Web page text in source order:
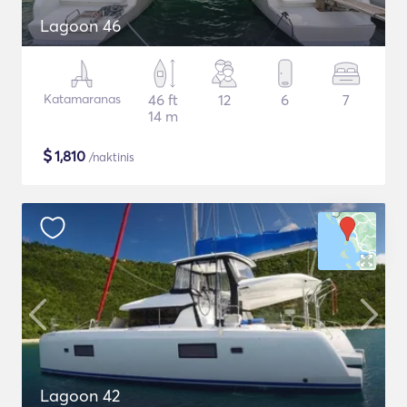
Lagoon 46
Katamaranas
46 ft
14 m
12 6 7
$1,810 /naktinis
Lagoon 42